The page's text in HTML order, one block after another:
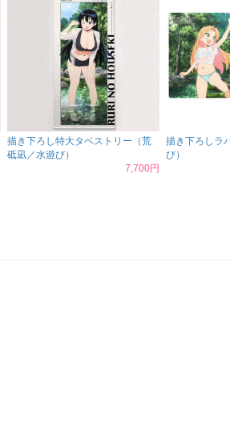
描き下ろし特大タペストリー（荒
砥凪／水遊び）
7,700円
描き下ろしラ
び）